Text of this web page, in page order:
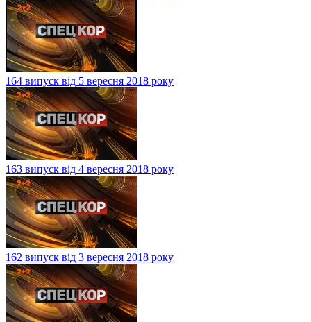
164 випуск від 5 вересня 2018 року
163 випуск від 4 вересня 2018 року
162 випуск від 3 вересня 2018 року